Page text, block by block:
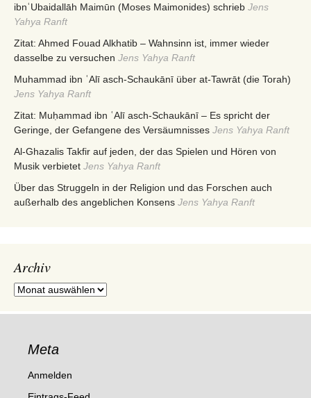
ibnʿUbaidallāh Maimūn (Moses Maimonides) schrieb Jens
Yahya Ranft
Zitat: Ahmed Fouad Alkhatib – Wahnsinn ist, immer wieder
dasselbe zu versuchen Jens Yahya Ranft
Muhammad ibn ʿAlī asch-Schaukānī über at-Tawrāt (die Torah)
Jens Yahya Ranft
Zitat: Muḥammad ibn ʿAlī asch-Schaukānī – Es spricht der
Geringe, der Gefangene des Versäumnisses Jens Yahya Ranft
Al-Ghazalis Takfir auf jeden, der das Spielen und Hören von
Musik verbietet Jens Yahya Ranft
Über das Struggeln in der Religion und das Forschen auch
außerhalb des angeblichen Konsens Jens Yahya Ranft
Archiv
Archiv
Meta
Anmelden